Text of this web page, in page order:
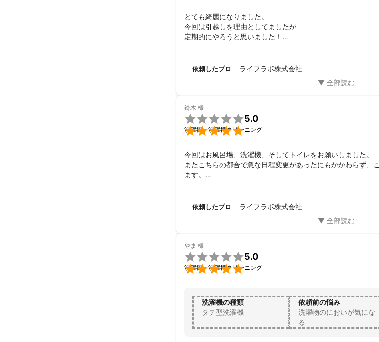
とても綺麗になりました。
今回は引越しを理由としてましたが
定期的にやろうと思いました！
依頼したプロ ライフラボ株式会社
鈴木 様


5.0
洗濯機・洗濯槽クリーニング
今回はお風呂場、洗濯機、そしてトイレをお願いしました。
またこちらの都合で急な日程変更があったにもかかわらず、
ます。
依頼したプロ ライフラボ株式会社
やま 様


5.0
洗濯機・洗濯槽クリーニング
洗濯機の種類
タテ型洗濯機
依頼前の悩み
洗濯物のにおいが気にな
る